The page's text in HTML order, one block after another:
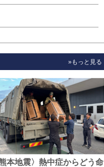
»もっと見る
熊本地震〉熱中症からどう命